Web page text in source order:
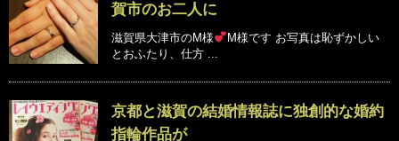
賀市のお二人に
滋賀県大津市のM様
M様です お写真は恥ずかしい
とおふたり、仕方 ...
京都と滋賀の結婚情報誌に独創的な婚約
指輪作品が